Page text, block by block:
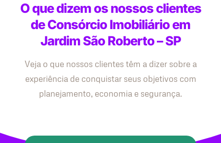
O que dizem os nossos clientes
de Consórcio Imobiliário em
Jardim São Roberto – SP
Veja o que nossos clientes têm a dizer sobre a
experiência de conquistar seus objetivos com
planejamento, economia e segurança.